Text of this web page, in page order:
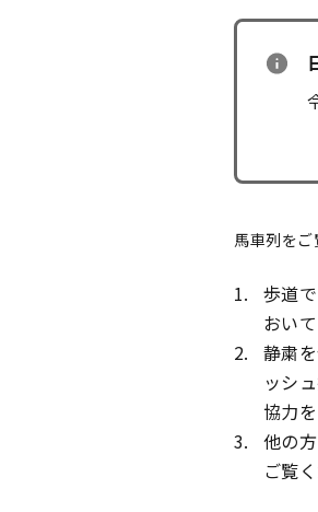
馬車列をご
歩道
おい
静粛
ッシ
協力
他の
ご覧